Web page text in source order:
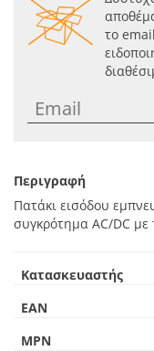
το
Περιγραφή
Πατάκι εισόδου
συγκρότημα AC/DC
Κατασκευαστής
EAN
MPN